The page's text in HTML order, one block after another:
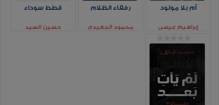
أم بلا مولود
إبراهيم عيسي
رفقاء الظلام
محمود الجعيدي
قطط سوداء
حسين السيد